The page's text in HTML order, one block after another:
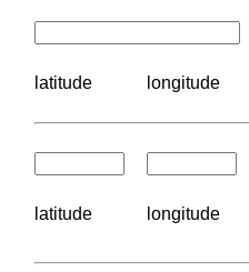
latitude longitude
latitude longitude